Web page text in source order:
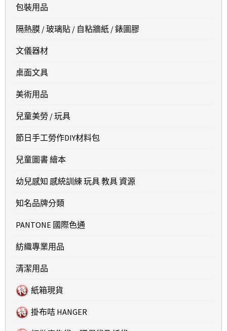
包裝用品
隔熱膜 / 玻璃貼 / 自粘牆紙 / 錶圖膠
文儀器材
桌面文具
美術用品
兒童美勞 / 玩具
節日手工勞作DIY材料包
兒童圖書 繪本
幼兒感知 感統訓練 玩具 教具 資源
知名品牌分類
PANTONE 國際色通
紡織專業用品
清潔用品
紙箱現貨
掛布咭 HANGER